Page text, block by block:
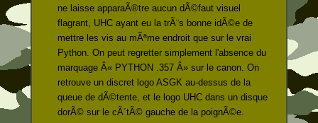
ne laisse apparaÃ®tre aucun dÃ©faut visuel
flagrant, UHC ayant eu la trÃ¨s bonne idÃ©e de
mettre les vis au mÃªme endroit que sur le vrai
Python. On peut regretter simplement l'absence du
marquage Â« PYTHON .357 Â» sur le canon. On
retrouve un discret logo ASGK au-dessus de la
queue de dÃ©tente, et le logo UHC dans un disque
dorÃ© sur le cÃ´tÃ© gauche de la poignÃ©e.